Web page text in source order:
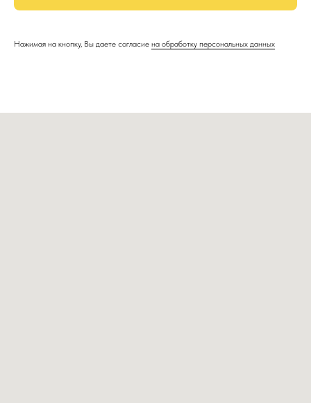
Нажимая на кнопку, Вы даете согласие на обработку персональных данных